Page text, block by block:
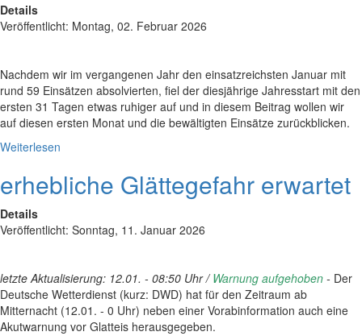
Details
Veröffentlicht: Montag, 02. Februar 2026
Nachdem wir im vergangenen Jahr den einsatzreichsten Januar mit
rund 59 Einsätzen absolvierten, fiel der diesjährige Jahresstart mit den
ersten 31 Tagen etwas ruhiger auf und in diesem Beitrag wollen wir
auf diesen ersten Monat und die bewältigten Einsätze zurückblicken.
Weiterlesen
erhebliche Glättegefahr erwartet
Details
Veröffentlicht: Sonntag, 11. Januar 2026
letzte Aktualisierung: 12.01. - 08:50 Uhr /Warnung aufgehoben - Der
Deutsche Wetterdienst (kurz: DWD) hat für den Zeitraum ab
Mitternacht (12.01. - 0 Uhr) neben einer Vorabinformation auch eine
Akutwarnung vor Glatteis herausgegeben.